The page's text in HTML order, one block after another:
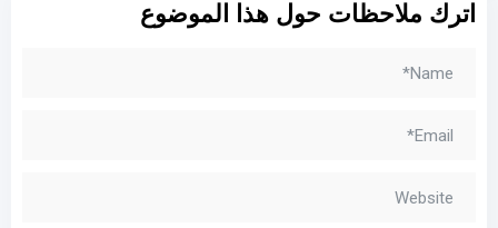
اترك ملاحظات حول هذا الموضوع